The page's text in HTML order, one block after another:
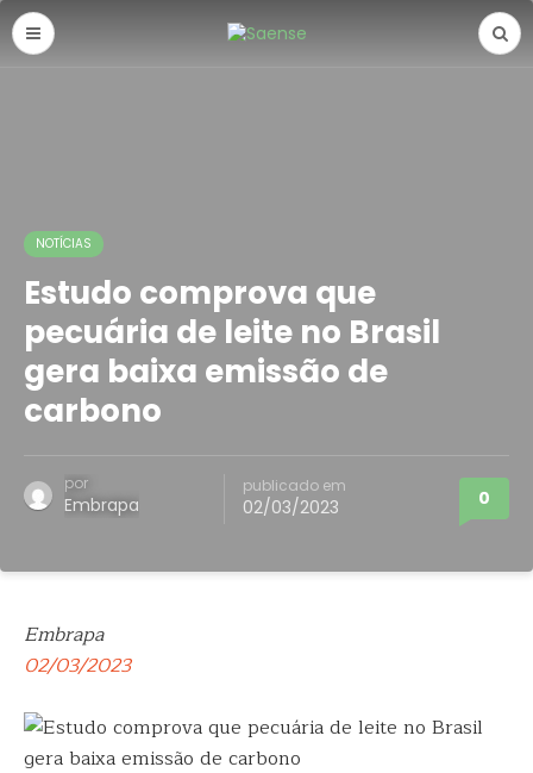
NOTÍCIAS
Estudo comprova que
pecuária de leite no Brasil
gera baixa emissão de
carbono
por
Embrapa
publicado em
02/03/2023 0
Embrapa
02/03/2023